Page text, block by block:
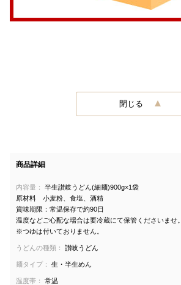
閉じる
商品詳細
内容量：
半生讃岐うどん(細麺)900g×1袋
原材料 小麦粉、食塩、酒精
賞味期限：常温保存で約90日
温度などご心配な場合は要冷蔵にて保管くださいませ。
※つゆは付いておりません。
うどんの種類： 讃岐うどん
麺タイプ： 生・半生めん
温度帯： 常温